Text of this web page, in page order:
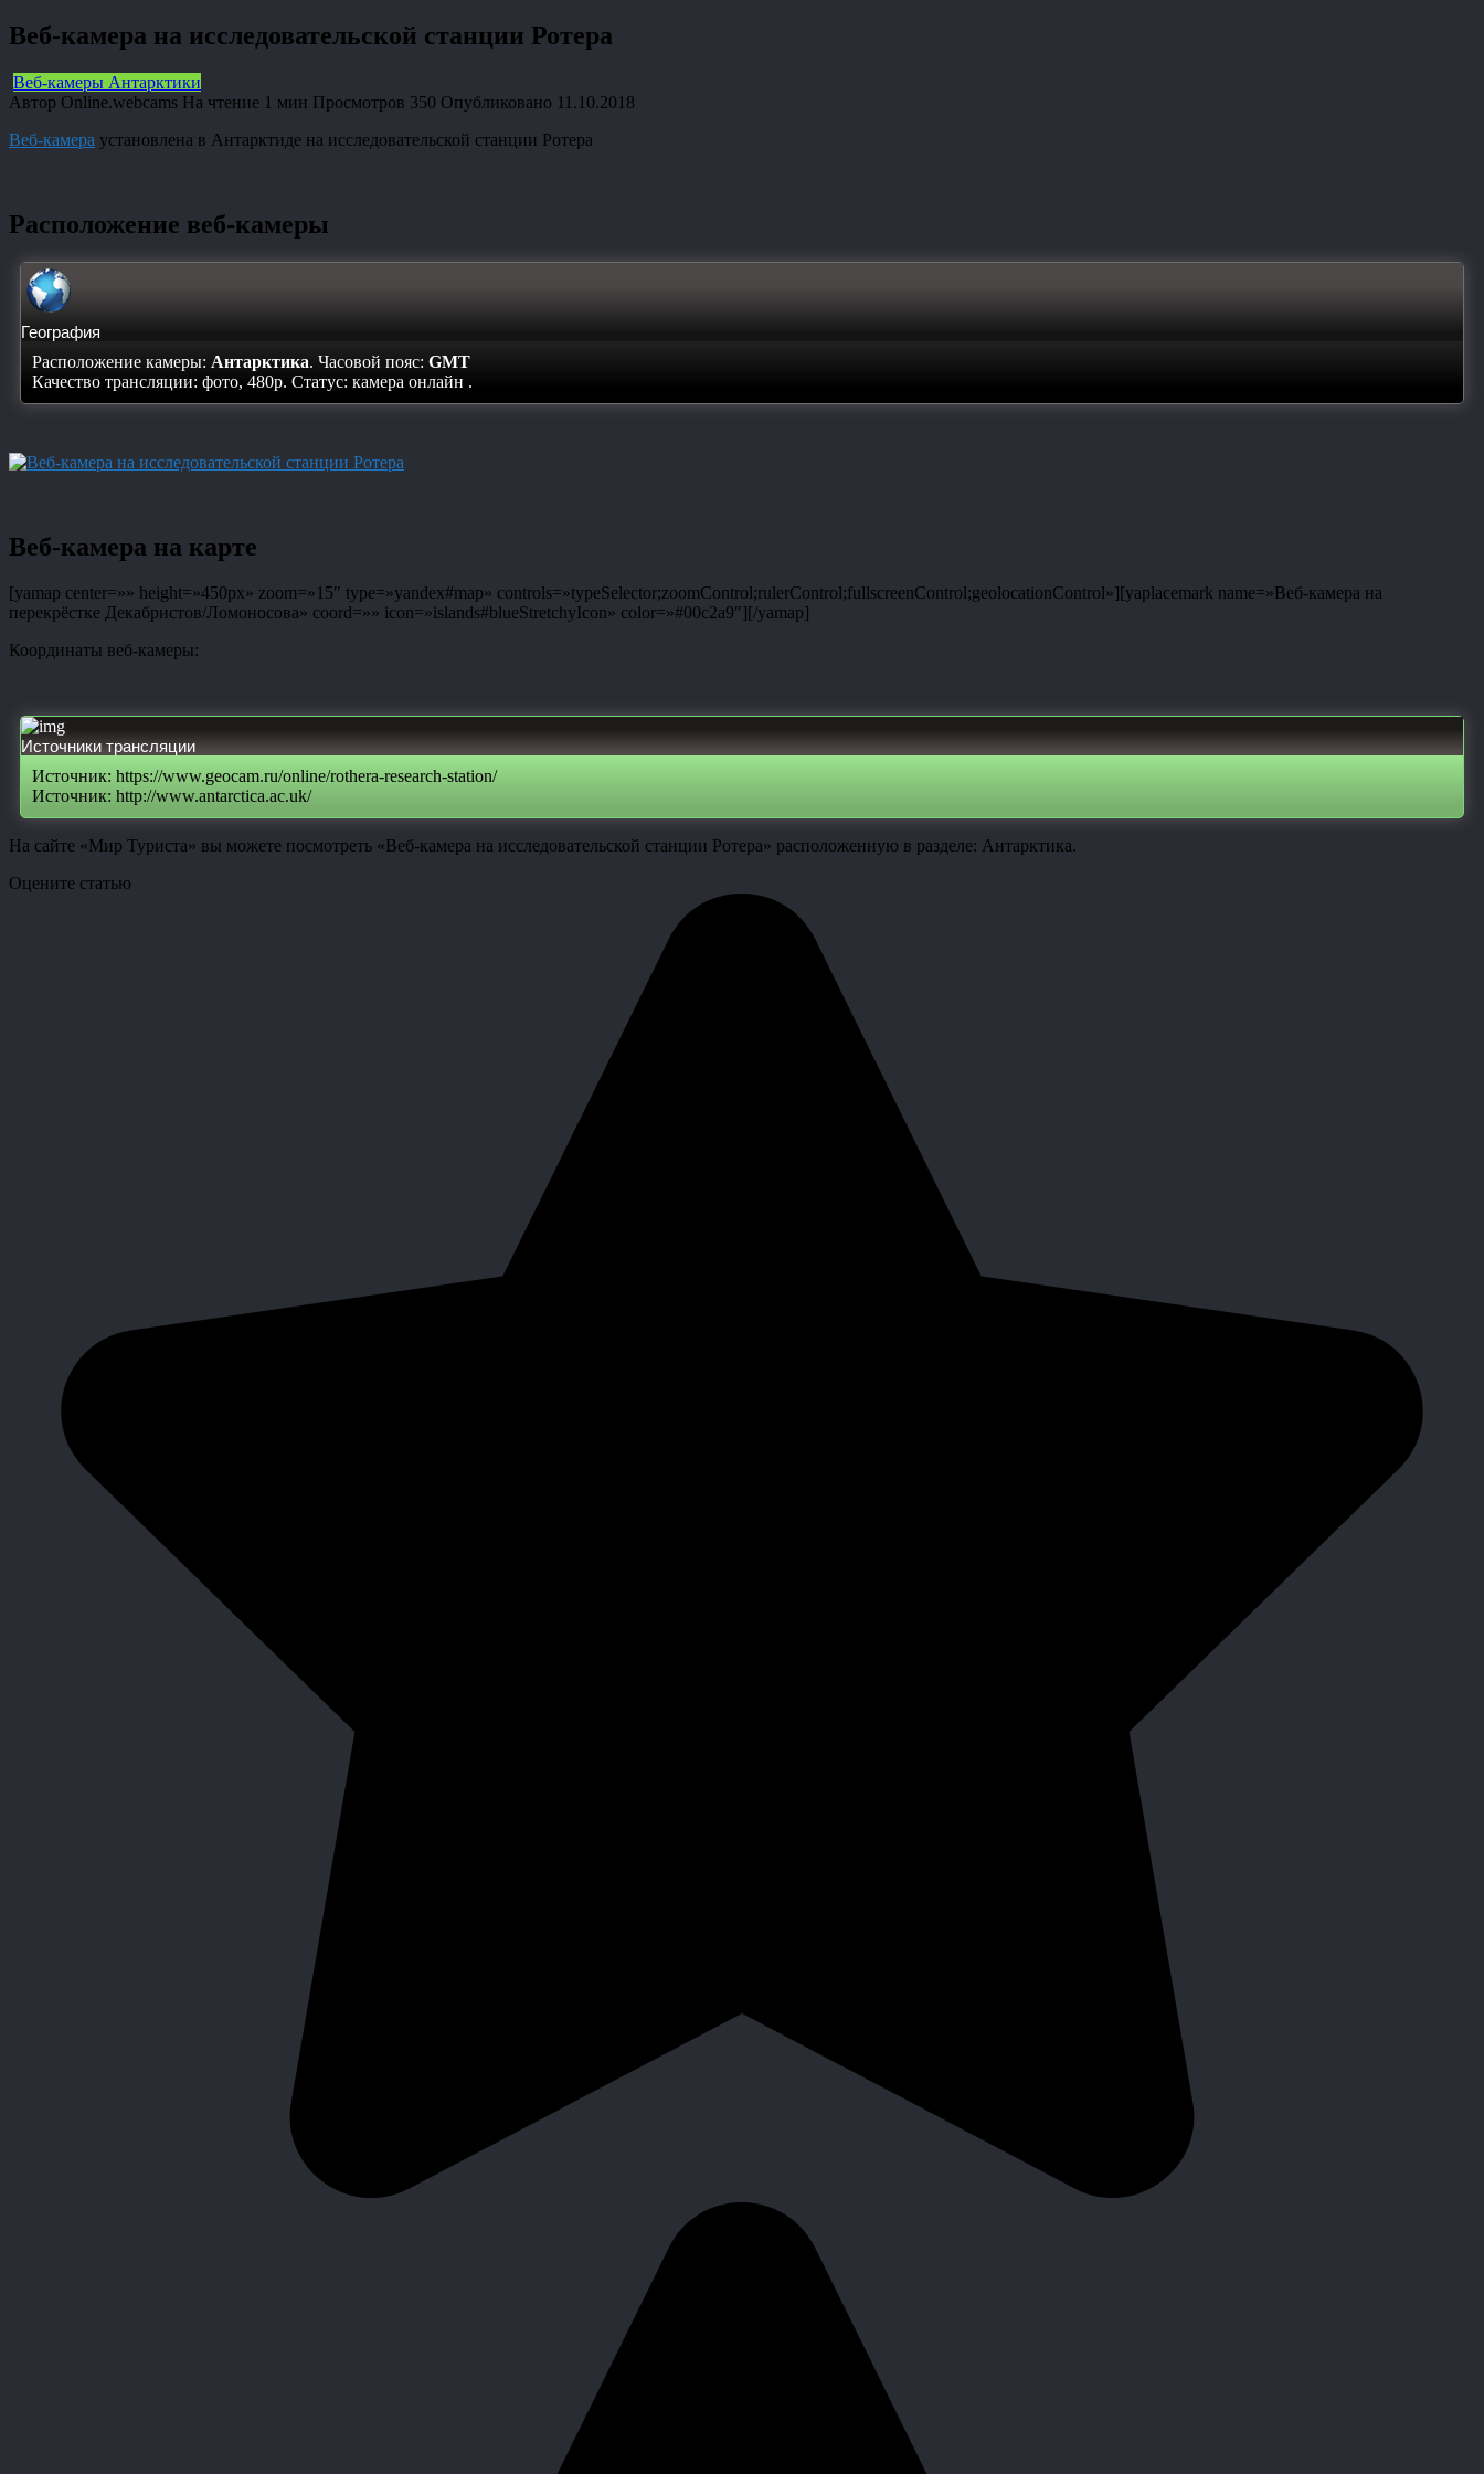
Веб-камера на исследовательской станции Ротера
Веб-камеры Антарктики
Автор Online.webcams На чтение 1 мин Просмотров 350 Опубликовано 11.10.2018
Веб-камера установлена в Антарктиде на исследовательской станции Ротера
Расположение веб-камеры
География
Расположение камеры: Антарктика. Часовой пояс: GMT
Качество трансляции: фото, 480p. Статус: камера онлайн .
Веб-камера на карте
[yamap center=»» height=»450px» zoom=»15″ type=»yandex#map» controls=»typeSelector;zoomControl;rulerControl;fullscreenControl;geolocationControl»][yaplacemark name=»Веб-камера на
перекрёстке Декабристов/Ломоносова» coord=»» icon=»islands#blueStretchyIcon» color=»#00c2a9″][/yamap]
Координаты веб-камеры:
Источники трансляции
Источник: https://www.geocam.ru/online/rothera-research-station/
Источник: http://www.antarctica.ac.uk/
На сайте «Мир Туриста» вы можете посмотреть «Веб-камера на исследовательской станции Ротера» расположенную в разделе: Антарктика.
Оцените статью